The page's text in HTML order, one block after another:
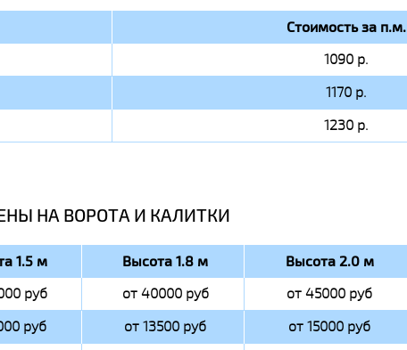
Стоимость за п.м.
1090 р.
1170 р.
1230 р.
НА ВОРОТА И КАЛИТКИ
1.5 м Высота 1.8 м Высота 2.0 м
руб от 40000 руб от 45000 руб
руб от 13500 руб от 15000 руб